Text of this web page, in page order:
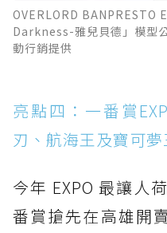
OVERLORD BANPRESTO
Darkness-雅兒貝德」模型
動行銷提供
亮點四：一番賞
刃、航海王及寶可
今年 EXPO 最讓人
番賞搶先在高雄開